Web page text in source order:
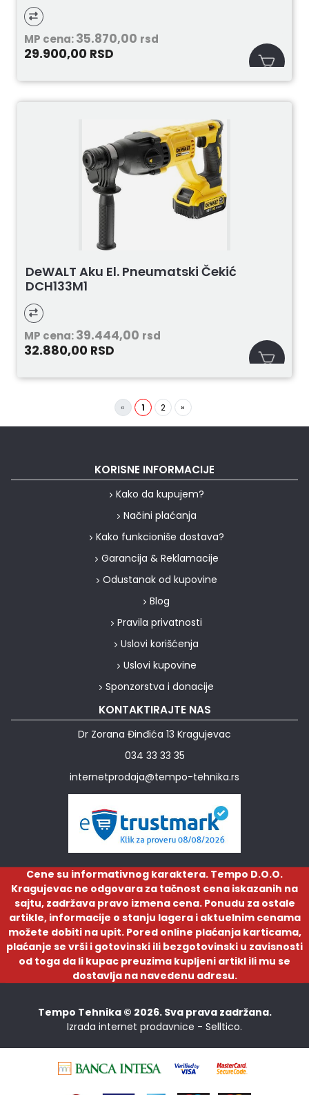
MP cena:35.870,00 rsd
29.900,00 RSD
DeWALT Aku El. Pneumatski Čekić
DCH133M1
MP cena:39.444,00 rsd
32.880,00 RSD
« 1 2 »
KORISNE INFORMACIJE
Kako da kupujem?
Načini plaćanja
Kako funkcioniše dostava?
Garancija & Reklamacije
Odustanak od kupovine
Blog
Pravila privatnosti
Uslovi korišćenja
Uslovi kupovine
Sponzorstva i donacije
KONTAKTIRAJTE NAS
Dr Zorana Đinđića 13 Kragujevac
034 33 33 35
internetprodaja@tempo-tehnika.rs
Cene su informativnog karaktera. Tempo D.O.O.
Kragujevac ne odgovara za tačnost cena iskazanih na
sajtu, zadržava pravo izmena cena. Ponudu za ostale
artikle, informacije o stanju lagera i aktuelnim cenama
možete dobiti na upit. Pored online plaćanja karticama,
plaćanje se vrši i gotovinski ili bezgotovinski u zavisnosti
od toga da li kupac preuzima kupljeni artikl ili mu se
dostavlja na navedenu adresu.
Tempo Tehnika © 2026. Sva prava zadržana.
Izrada internet prodavnice - Selltico.